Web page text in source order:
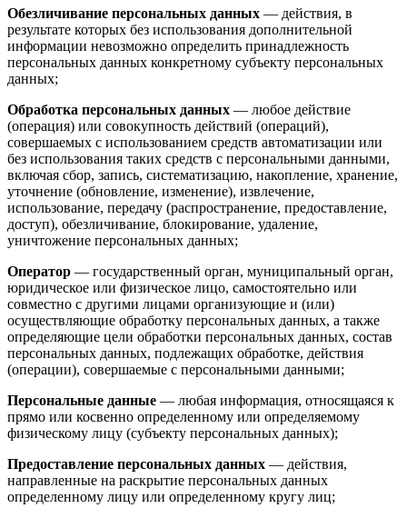
Обезличивание персональных данных — действия, в
результате которых без использования дополнительной
информации невозможно определить принадлежность
персональных данных конкретному субъекту персональных
данных;
Обработка персональных данных — любое действие
(операция) или совокупность действий (операций),
совершаемых с использованием средств автоматизации или
без использования таких средств с персональными данными,
включая сбор, запись, систематизацию, накопление, хранение,
уточнение (обновление, изменение), извлечение,
использование, передачу (распространение, предоставление,
доступ), обезличивание, блокирование, удаление,
уничтожение персональных данных;
Оператор — государственный орган, муниципальный орган,
юридическое или физическое лицо, самостоятельно или
совместно с другими лицами организующие и (или)
осуществляющие обработку персональных данных, а также
определяющие цели обработки персональных данных, состав
персональных данных, подлежащих обработке, действия
(операции), совершаемые с персональными данными;
Персональные данные — любая информация, относящаяся к
прямо или косвенно определенному или определяемому
физическому лицу (субъекту персональных данных);
Предоставление персональных данных — действия,
направленные на раскрытие персональных данных
определенному лицу или определенному кругу лиц;